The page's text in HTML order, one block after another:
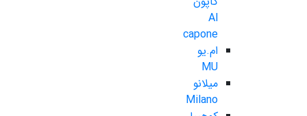
Al
capone
ام.یو
MU
میلانو
Milano